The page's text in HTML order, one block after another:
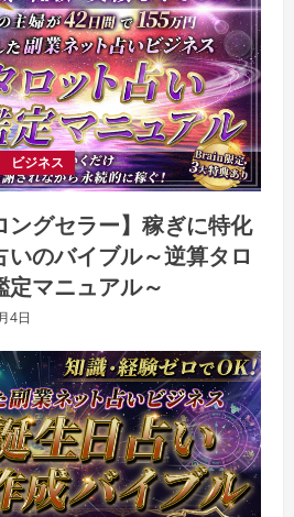
ビジネス
ングセラー】稼ぎに特化
いのバイブル～逆算タロ
定マニュアル～
4日